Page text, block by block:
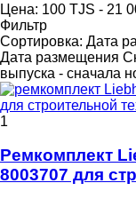
Цена: 100 TJS - 21
Фильтр
Сортировка: Дата
Дата размещения
выпуска - сначала
1
Ремкомплект
8003707 для